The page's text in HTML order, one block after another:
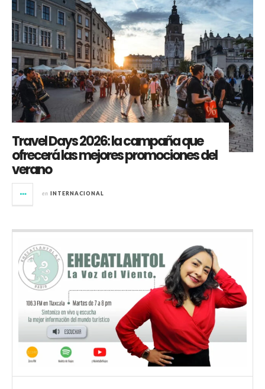
Travel Days 2026: la campaña que
ofrecerá las mejores promociones del
verano
en INTERNACIONAL